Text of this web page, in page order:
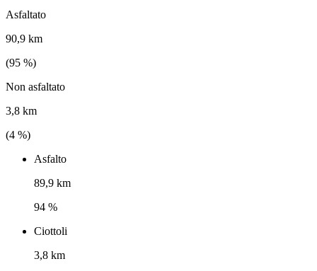
Asfaltato
90,9 km
(95 %)
Non asfaltato
3,8 km
(4 %)
Asfalto
89,9 km
94 %
Ciottoli
3,8 km